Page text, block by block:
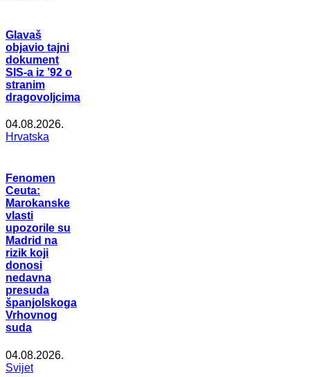
Glavaš
objavio tajni
dokument
SIS-a iz ’92 o
stranim
dragovoljcima
04.08.2026.
Hrvatska
Fenomen
Ceuta:
Marokanske
vlasti
upozorile su
Madrid na
rizik koji
donosi
nedavna
presuda
španjolskoga
Vrhovnog
suda
04.08.2026.
Svijet